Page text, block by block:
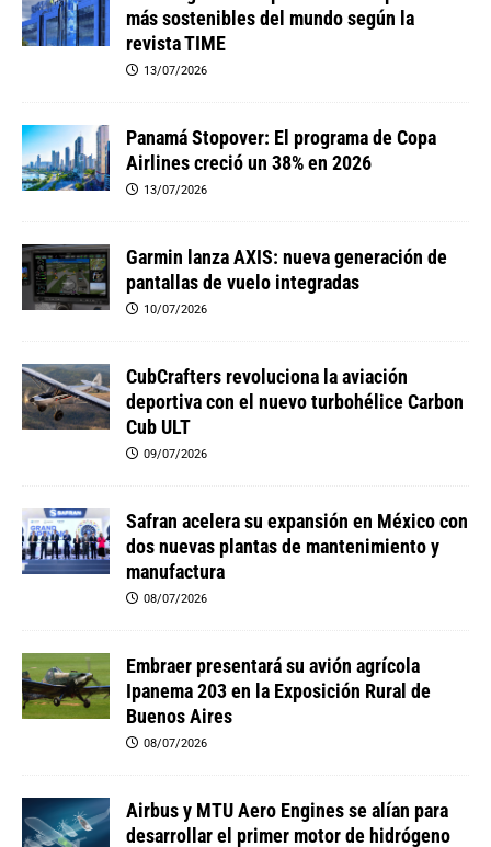
más sostenibles del mundo según la
revista TIME
13/07/2026
Panamá Stopover: El programa de Copa
Airlines creció un 38% en 2026
13/07/2026
Garmin lanza AXIS: nueva generación de
pantallas de vuelo integradas
10/07/2026
CubCrafters revoluciona la aviación
deportiva con el nuevo turbohélice Carbon
Cub ULT
09/07/2026
Safran acelera su expansión en México con
dos nuevas plantas de mantenimiento y
manufactura
08/07/2026
Embraer presentará su avión agrícola
Ipanema 203 en la Exposición Rural de
Buenos Aires
08/07/2026
Airbus y MTU Aero Engines se alían para
desarrollar el primer motor de hidrógeno